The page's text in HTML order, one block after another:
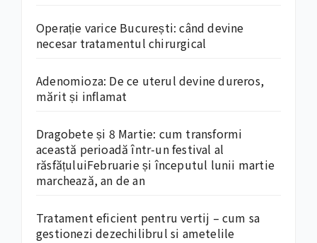
Operație varice București: când devine
necesar tratamentul chirurgical
Adenomioza: De ce uterul devine dureros,
mărit și inflamat
Dragobete și 8 Martie: cum transformi
această perioadă într-un festival al
răsfățuluiFebruarie și începutul lunii martie
marchează, an de an
Tratament eficient pentru vertij – cum sa
gestionezi dezechilibrul si ametelile